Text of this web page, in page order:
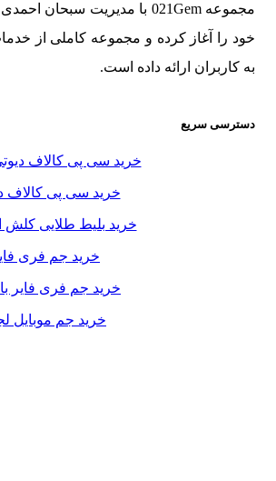
خود را آغاز کرده و مجموعه کاملی از
به کاربران ارائه داده است.
دسترسی سریع
خرید سی پی کالاف
خرید سی پی کالاف
خرید بلیط طلایی کلش
خرید جم فری
خرید جم فری فایر
خرید جم موبایل